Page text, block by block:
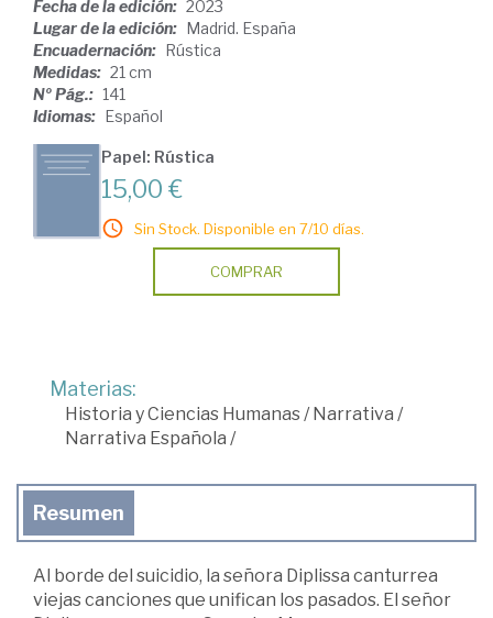
Fecha de la edición: 2023
Lugar de la edición: Madrid. España
Encuadernación: Rústica
Medidas: 21 cm
Nº Pág.: 141
Idiomas: Español
Papel: Rústica
15,00 €
Sin Stock. Disponible en 7/10 días.
COMPRAR
Materias:
Historia y Ciencias Humanas/ Narrativa /
Narrativa Española /
Resumen
Al borde del suicidio, la señora Diplissa canturrea
viejas canciones que unifican los pasados. El señor